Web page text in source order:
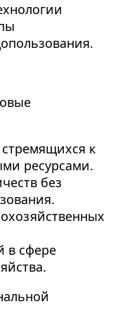
к
ресурсами.
без
в сфере